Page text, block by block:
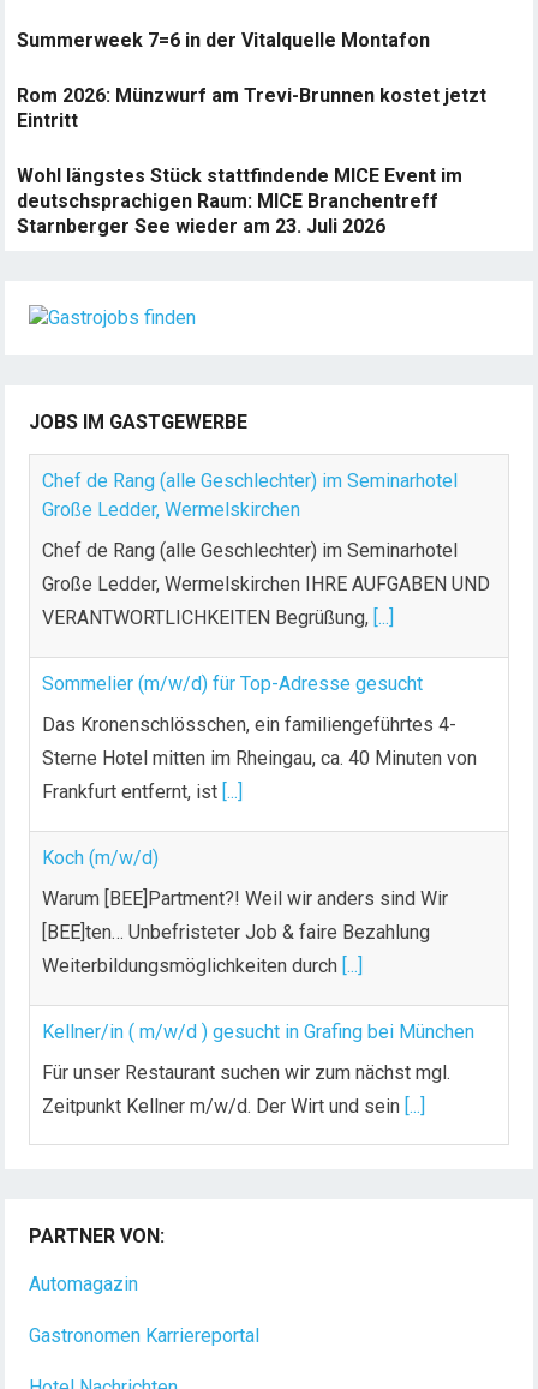
Summerweek 7=6 in der Vitalquelle Montafon
Rom 2026: Münzwurf am Trevi-Brunnen kostet jetzt
Eintritt
Wohl längstes Stück stattfindende MICE Event im
deutschsprachigen Raum: MICE Branchentreff
Starnberger See wieder am 23. Juli 2026
JOBS IM GASTGEWERBE
Chef de Rang (alle Geschlechter) im Seminarhotel
Große Ledder, Wermelskirchen
Chef de Rang (alle Geschlechter) im Seminarhotel
Große Ledder, Wermelskirchen IHRE AUFGABEN UND
VERANTWORTLICHKEITEN Begrüßung, [...]
Sommelier (m/w/d) für Top-Adresse gesucht
Das Kronenschlösschen, ein familiengeführtes 4-
Sterne Hotel mitten im Rheingau, ca. 40 Minuten von
Frankfurt entfernt, ist [...]
Koch (m/w/d)
Warum [BEE]Partment?! Weil wir anders sind Wir
[BEE]ten… Unbefristeter Job & faire Bezahlung
Weiterbildungsmöglichkeiten durch [...]
Kellner/in ( m/w/d ) gesucht in Grafing bei München
Für unser Restaurant suchen wir zum nächst mgl.
Zeitpunkt Kellner m/w/d. Der Wirt und sein [...]
Dein Arbeitsplatz mit Urlaubsfeeling Chef de Rang
(m/w/d) Du bist Gastgeber aus Leidenschaft und
PARTNER VON:
Automagazin
Gastronomen Karriereportal